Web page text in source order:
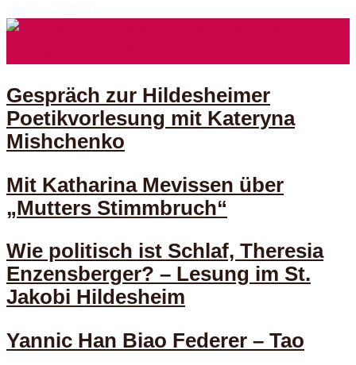
Gespräch zur Hildesheimer
Poetikvorlesung mit Kateryna
Mishchenko
Mit Katharina Mevissen über
„Mutters Stimmbruch“
Wie politisch ist Schlaf, Theresia
Enzensberger? – Lesung im St.
Jakobi Hildesheim
Yannic Han Biao Federer – Tao